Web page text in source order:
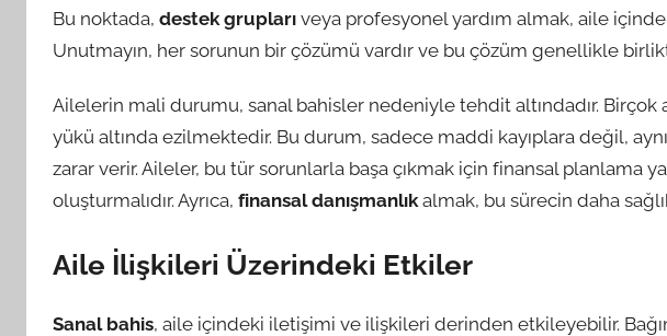
Bu noktada, destek grupları veya profesyonel yardım almak, aile
Unutmayın, her sorunun bir çözümü vardır ve bu çözüm genellikle
Ailelerin mali durumu, sanal bahisler nedeniyle tehdit altındadır. Birçok
yükü altında ezilmektedir. Bu durum, sadece maddi kayıplara değil,
zarar verir. Aileler, bu tür sorunlarla başa çıkmak için finansal planlama
oluşturmalıdır. Ayrıca, finansal danışmanlıkalmak, bu sürecin daha
Aile İlişkileri Üzerindeki Etkiler
Sanal bahis, aile içindeki iletişimi ve ilişkileri derinden etkileyebilir.